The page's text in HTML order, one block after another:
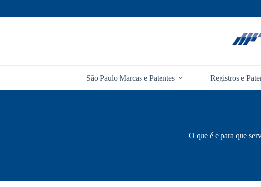
São Paulo Marcas e Patentes Registros e
O que é e para que